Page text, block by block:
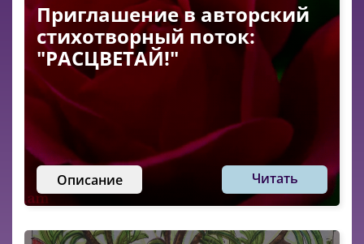
Приглашение в авторский
стихотворный поток:
"РАСЦВЕТАЙ!"
Описание Читать